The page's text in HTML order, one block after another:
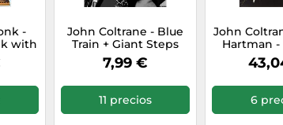
-
with
John Coltrane - Blue
Train + Giant Steps
7,99 €
11 precios
John
Hartman -
Hartman
6